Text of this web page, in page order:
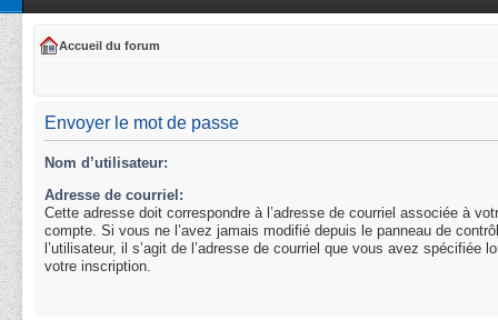
Accueil du forum
Envoyer le mot de passe
Nom d’utilisateur:
Adresse de courriel:
Cette adresse doit correspondre à l’adresse de courriel associée à
compte. Si vous ne l’avez jamais modifié depuis le panneau de
l’utilisateur, il s’agit de l’adresse de courriel que vous avez spécifiée
votre inscription.